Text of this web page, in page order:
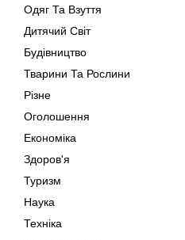
Одяг Та Взуття
Дитячий Світ
Будівництво
Тварини Та Рослини
Різне
Оголошення
Економіка
Здоров'я
Туризм
Наука
Техніка